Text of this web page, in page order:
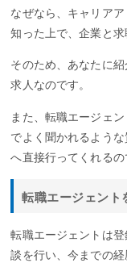
なぜなら、キャリア
知った上で、企業と求
そのため、あなたに
求人なのです。
また、転職エージェ
でよく聞かれるよう
へ直接行ってくれるの
転職エージェント
転職エージェントは
談を行い、今までの